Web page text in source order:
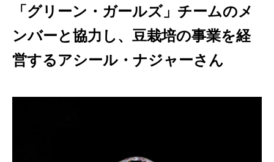
「グリーン・ガールズ」チームのメ
ンバーと協力し、豆栽培の事業を経
営するアシール・ナジャーさん